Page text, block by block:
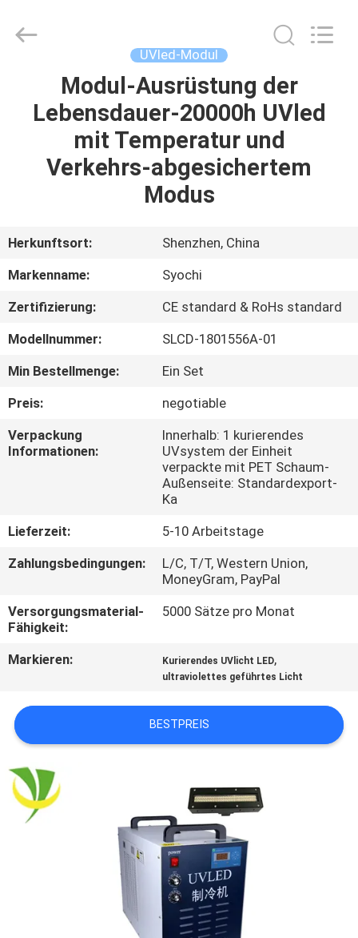
PRODUKTE
FABRIK-
QUALITÄTSKONTROLLE
TRETEN
SIE
MIT
VERBINDUNG
FORDERN
SIE
ZITAT
SITEMAP
PRIVACY
Electronics
UVled-Modul
Modul-Ausrüstung der
Lebensdauer-20000h UVled
mit Temperatur und
Verkehrs-abgesichertem
Modus
Herkunftsort:
Shenzhen, China
Markenname:
Syochi
Zertifizierung:
CE standard & RoHs standard
Modellnummer:
SLCD-1801556A-01
Min Bestellmenge:
Ein Set
Preis:
negotiable
Verpackung
Informationen:
Innerhalb: 1 kurierendes
UVsystem der Einheit
verpackte mit PET Schaum-
Außenseite: Standardexport-
Ka
Lieferzeit:
5-10 Arbeitstage
Zahlungsbedingungen:
L/C, T/T, Western Union,
MoneyGram, PayPal
Versorgungsmaterial-
Fähigkeit:
5000 Sätze pro Monat
Markieren: Kurierendes UVlicht LED,
ultraviolettes geführtes Licht
BESTPREIS